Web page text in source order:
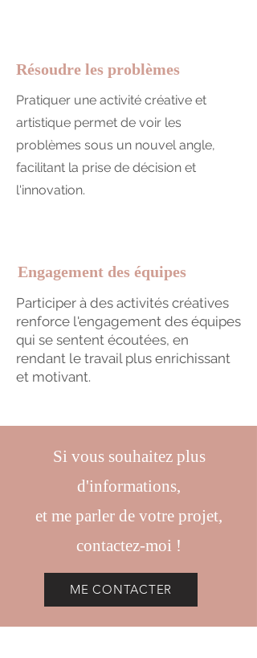
Résoudre les problèmes
Pratiquer une activité créative et
artistique permet de voir les
problèmes sous un nouvel angle,
facilitant la prise de décision et
l'innovation.
Engagement des équipes
Participer à des activités créatives
renforce l'engagement des équipes
qui se sentent écoutées, en
rendant le travail plus enrichissant
et motivant.
Si vous souhaitez plus
d'informations,
et me parler de votre projet,
contactez-moi !
ME CONTACTER